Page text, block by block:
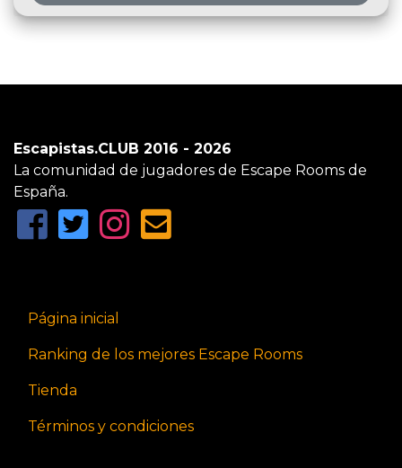
Escapistas.CLUB 2016 - 2026
La comunidad de jugadores de Escape Rooms de
España.
Página inicial
Ranking de los mejores Escape Rooms
Tienda
Términos y condiciones